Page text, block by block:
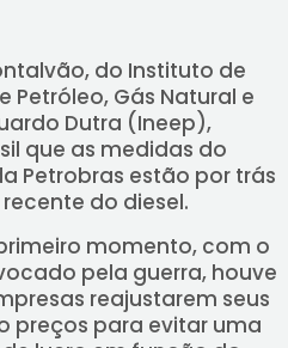
do Instituto de
Petróleo, Gás Natural e
Dutra (Ineep),
que as medidas do
Petrobras estão por trás
do diesel.
momento, com o
pela guerra, houve
reajustarem seus
preços para evitar uma